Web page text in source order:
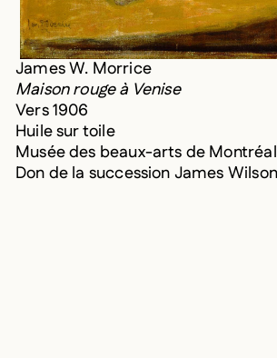
James W. Morrice
Maison rouge à Venise
Vers 1906
Huile sur toile
Musée des beaux-arts de Montréal
Don de la succession James